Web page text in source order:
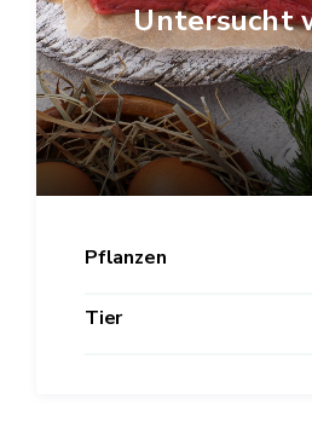
Untersucht
Pflanzen
Tier